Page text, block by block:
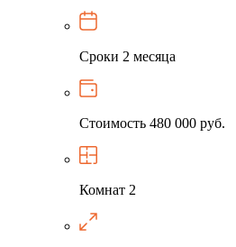
Сроки 2 месяца
Стоимость 480 000 руб.
Комнат 2